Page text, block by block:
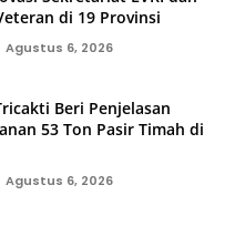
di 19 Provinsi
Agustus 6, 2026
Beri Penjelasan
53 Ton Pasir Timah di
Agustus 6, 2026